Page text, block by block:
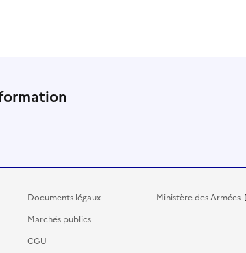
Documents légaux
Marchés publics
CGU
Ministère des Armées